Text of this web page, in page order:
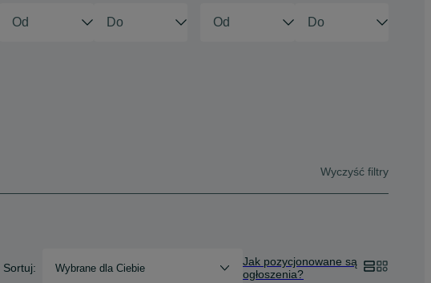
Wyczyść filtry
Sortuj: Wybrane dla Ciebie
Jak pozycjonowane są
ogłoszenia?